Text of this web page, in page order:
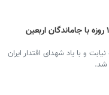
یاد شهدای جنگ ۱۲ روزه با جاماندگان اربعین
و با یاد شهدای اقتدار ایران